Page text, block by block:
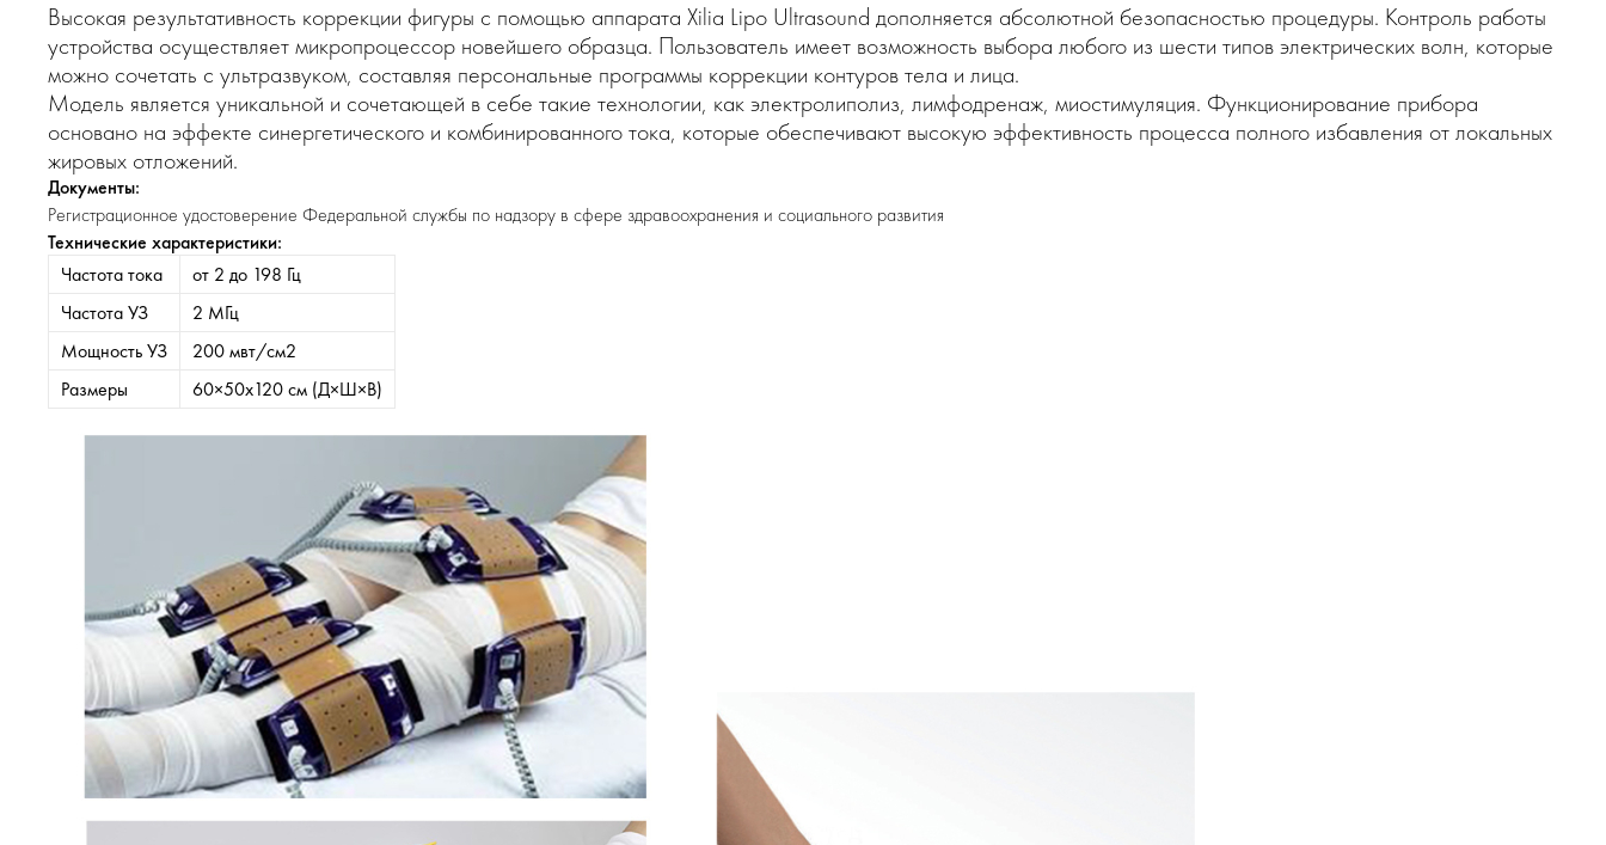
Высокая результативность коррекции фигуры с помощью аппарата Xilia Lipo Ultrasound дополняется абсолютной безопасностью процедуры. Контроль работы
устройства осуществляет микропроцессор новейшего образца. Пользователь имеет возможность выбора любого из шести типов электрических волн, которые
можно сочетать с ультразвуком, составляя персональные программы коррекции контуров тела и лица.
Модель является уникальной и сочетающей в себе такие технологии, как электролиполиз, лимфодренаж, миостимуляция. Функционирование прибора
основано на эффекте синергетического и комбинированного тока, которые обеспечивают высокую эффективность процесса полного избавления от локальных
жировых отложений.
Документы:
Регистрационное удостоверение Федеральной службы по надзору в сфере здравоохранения и социального развития
Технические характеристики:
Частота тока
от 2 до 198 Гц
Частота УЗ
2 МГц
Мощность УЗ
200 мвт/см2
Размеры
60×50x120 cм (Д×Ш×В)